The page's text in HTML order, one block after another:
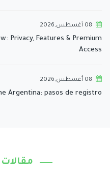
08 أغسطس,2026
Privacy, Features & Premium
Access
08 أغسطس,2026
Argentina: pasos de registro